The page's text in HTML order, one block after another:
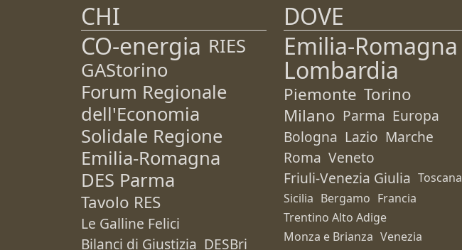
CHI
CO-energia RIES
GAStorino
Forum Regionale
dell'Economia
Solidale Regione
Emilia-Romagna
DES Parma
Tavolo RES
Le Galline Felici
Bilanci di Giustizia DESBri
DOVE
Emilia-Romagna
Lombardia
Piemonte Torino
Milano Parma Europa
Bologna Lazio Marche
Roma Veneto
Friuli-Venezia Giulia Toscana
Sicilia Bergamo Francia
Trentino Alto Adige
Monza e Brianza Venezia